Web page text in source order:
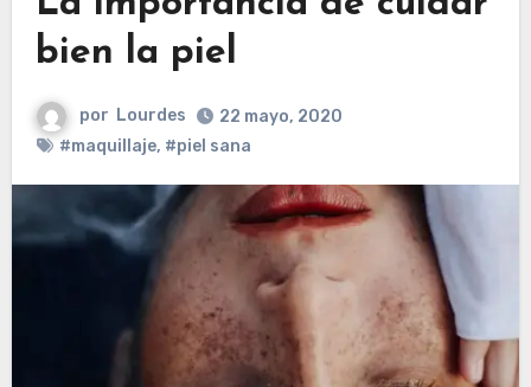
bien la piel
por Lourdes
22 mayo, 2020
#maquillaje, #piel sana